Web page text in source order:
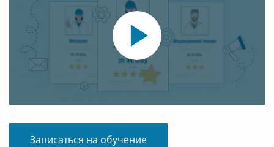
Записаться на обучение